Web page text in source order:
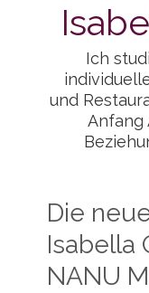
Ich
und
Anfang
Die
Isabella
NANU